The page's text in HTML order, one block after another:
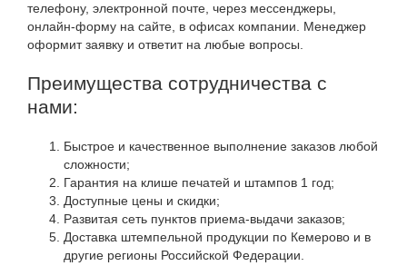
телефону, электронной почте, через мессенджеры,
онлайн-форму на сайте, в офисах компании. Менеджер
оформит заявку и ответит на любые вопросы.
Преимущества сотрудничества с
нами:
Быстрое и качественное выполнение заказов любой
сложности;
Гарантия на клише печатей и штампов 1 год;
Доступные цены и скидки;
Развитая сеть пунктов приема-выдачи заказов;
Доставка штемпельной продукции по Кемерово и в
другие регионы Российской Федерации.